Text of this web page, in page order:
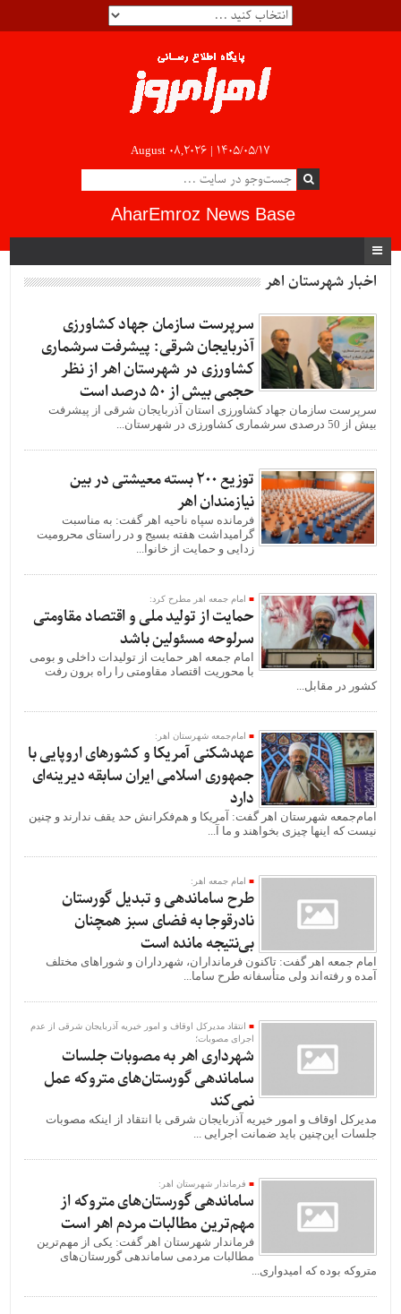
August 08,2026 | ۱۴۰۵/۰۵/۱۷
AharEmroz News Base
اخبار شهرستان اهر
سرپرست سازمان جهاد کشاورزی
آذربایجان شرقی: پیشرفت سرشماری
کشاورزی در شهرستان اهر از نظر
حجمی بیش از 50 درصد است
سرپرست سازمان جهاد کشاورزی استان آذربایجان شرقی از پیشرفت
بیش از 50 درصدی سرشماری کشاورزی در شهرستان...
توزیع ۲۰۰ بسته معیشتی در بین
نیازمندان اهر
فرمانده سپاه ناحیه اهر گفت: به مناسبت
گرامیداشت هفته بسیج و در راستای محرومیت
زدایی و حمایت از خانوا...
امام جمعه اهر مطرح کرد:
حمایت از تولید ملی و اقتصاد مقاومتی
سرلوحه مسئولین باشد
امام جمعه اهر حمایت از تولیدات داخلی و بومی
با محوریت اقتصاد مقاومتی را راه برون رفت
کشور در مقابل...
امام‌جمعه شهرستان اهر:
عهدشکنی آمریکا و کشورهای اروپایی با
جمهوری اسلامی ایران سابقه دیرینه‌ای
دارد
امام‌جمعه شهرستان اهر گفت: آمریکا و هم‌فکرانش حد یقف ندارند و چنین
نیست که اینها چیزی بخواهند و ما آ...
امام جمعه اهر:
طرح ساماندهی و تبدیل گورستان
نادرقوجا به فضای سبز همچنان
بی‌نتیجه مانده است
امام جمعه اهر گفت: تاکنون فرمانداران، شهرداران و شوراهای مختلف
آمده و رفته‌اند ولی متأسفانه طرح ساما...
انتقاد مدیرکل اوقاف و امور خیریه آذربایجان شرقی از عدم
اجرای مصوبات؛
شهرداری اهر به مصوبات جلسات
ساماندهی گورستان‌های متروکه عمل
نمی‌کند
مدیرکل اوقاف و امور خیریه آذربایجان شرقی با انتقاد از اینکه مصوبات
جلسات این‌چنین باید ضمانت اجرایی ...
فرماندار شهرستان اهر:
ساماندهی گورستان‌های متروکه از
مهم‌ترین مطالبات مردم اهر است
فرماندار شهرستان اهر گفت: یکی از مهم‌ترین
مطالبات مردمی ساماندهی گورستان‌های
متروکه بوده که امیدواری...